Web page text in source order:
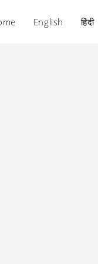
English हिंदी